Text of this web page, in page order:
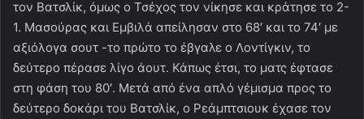
τον Βατσλίκ, όμως ο Τσέχος τον νίκησε και κράτησε το 2-
1. Μασούρας και Εμβιλά απείλησαν στο 68′ και το 74′ με
αξιόλογα σουτ -το πρώτο το έβγαλε ο Λοντίγκιν, το
δεύτερο πέρασε λίγο άουτ. Κάπως έτσι, το ματς έφτασε
στη φάση του 80′. Μετά από ένα απλό γέμισμα προς το
δεύτερο δοκάρι του Βατσλίκ, ο Ρεάμπτσιουκ έχασε τον